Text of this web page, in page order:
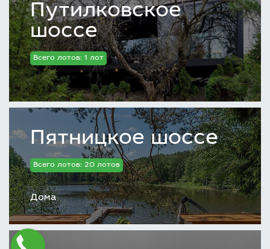
Путилковское
шоссе
Всего лотов: 1 лот
Пятницкое шоссе
Всего лотов: 20 лотов
Дома